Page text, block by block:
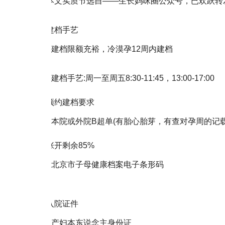
建档手艺
建档限额充裕，冷漠孕12周内建档
建档手艺:周一至周五8:30-11:45，13:00-17:00
预约建档要求
本院或外院B超单(有胎心胎芽，有查对孕周的记
张开剩余85%
北京市子母健康档案电子条形码
入院证件
产妇本东说念主身份证